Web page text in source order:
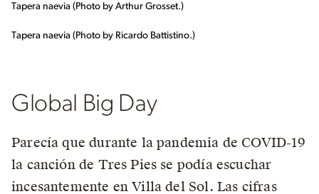
Tapera naevia (Photo by Arthur Grosset.)
Tapera naevia (Photo by Ricardo Battistino.)
Global Big Day
Parecía que durante la pandemia de COVID-19
la canción de Tres Pies se podía escuchar
incesantemente en Villa del Sol. Las cifras